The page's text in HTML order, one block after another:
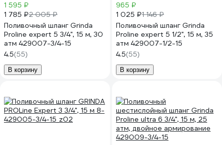
1 595 ₽
1 785 ₽2 005 ₽
Поливочный шланг Grinda
Proline expert 5 3/4", 15 м, 30
атм 429007-3/4-15
4.5(55)
В корзину
965 ₽
1 025 ₽1 146 ₽
Поливочный шланг Grinda
Proline expert 5 1/2", 15 м, 35
атм 429007-1/2-15
4.5(55)
В корзину